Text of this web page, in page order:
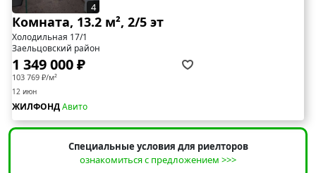
4
Комната, 13.2 м², 2/5 эт
Холодильная 17/1
Заельцовский район
1 349 000 ₽
103 769 ₽/м²
12 июн
ЖИЛФОНДАвито
Специальные условия для риелторов
ознакомиться с предложением >>>